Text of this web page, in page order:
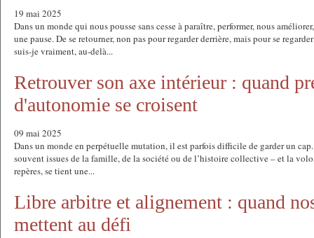
19 mai 2025
Dans un monde qui nous pousse sans cesse à paraître, performer, nous
une pause. De se retourner, non pas pour regarder derrière, mais pour se
suis-je vraiment, au-delà...
Retrouver son axe intérieur : quand
d'autonomie se croisent
09 mai 2025
Dans un monde en perpétuelle mutation, il est parfois difficile de garder un
souvent issues de la famille, de la société ou de l’histoire collective – et la
repères, se tient une...
Libre arbitre et alignement : quand
mettent au défi